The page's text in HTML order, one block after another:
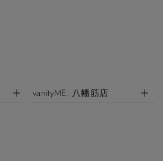
vanityME. 八幡筋店